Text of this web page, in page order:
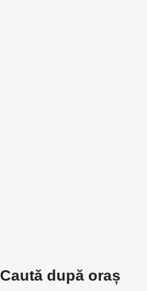
Caută după oraș